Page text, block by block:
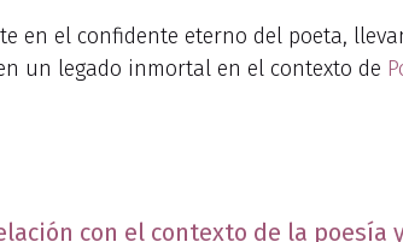
en el confidente eterno del poeta,
un legado inmortal en el contexto de
con el contexto de la poesía